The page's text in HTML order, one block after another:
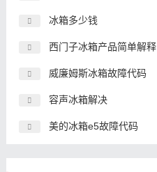
冰箱多少钱
西门子冰箱产品简单解释
威廉姆斯冰箱故障代码
容声冰箱解决
美的冰箱e5故障代码